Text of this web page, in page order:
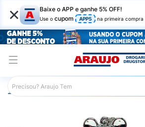
× Baixe o APP e ganhe 5% OFF!
Use o cupom APP5 na primeira compra
Araujo Maquiagem